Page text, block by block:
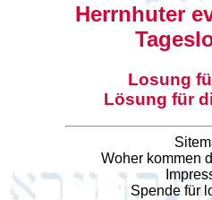
Herrnhuter
Losung
Lösung für
Woher kommen
Spende für